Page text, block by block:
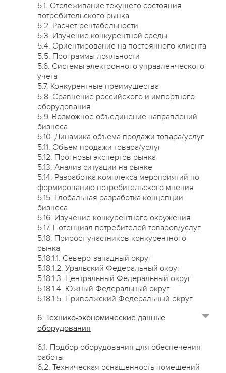
5.1. Отслеживание текущего состояния
потребительского рынка
5.2. Расчет рентабельности
5.3. Изучение конкурентной среды
5.4. Ориентирование на постоянного клиента
5.5. Программы лояльности
5.6. Системы электронного управленческого
учета
5.7. Конкурентные преимущества
5.8. Сравнение российского и импортного
оборудования
5.9. Возможное объединение направлений
бизнеса
5.10. Динамика объема продажи товара/услуг
5.11. Объем продажи товара/услуг
5.12. Прогнозы экспертов рынка
5.13. Анализ ситуации на рынке
5.14. Разработка комплекса мероприятий по
формированию потребительского мнения
5.15. Глобальная разработка концепции
бизнеса
5.16. Изучение конкурентного окружения
5.17. Потенциал потребителей товаров/услуг
5.18. Прирост участников конкурентного
рынка
5.18.1.1. Северо-западный округ
5.18.1.2. Уральский Федеральный округ
5.18.1.3. Центральный Федеральный округ
5.18.1.4. Южный Федеральный округ
5.18.1.5. Приволжский Федеральный округ
6. Технико-экономические данные
оборудования
6.1. Подбор оборудования для обеспечения
работы
6.2. Техническая оснащенность помещений